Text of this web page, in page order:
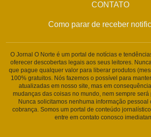
CONTATO
Como parar de receber
O Jornal O Norte é um portal de notícias e
oferecer descobertas legais aos seus leitores.
que pague qualquer valor para liberar produtos
100% gratuitos. Nós fazemos o possível para
atualizadas em nosso site, mas em
mudanças das coisas no mundo, nem sempre
Nunca solicitamos nenhuma informação pessoal
cobrança. Somos um portal de conteúdo
entre em contato conosco